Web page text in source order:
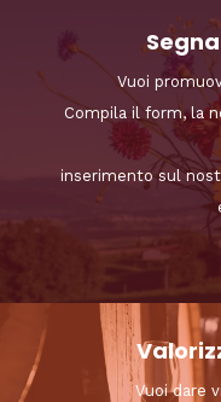
Vuoi
Compila il form, la
inserimento sul
Vuoi dare